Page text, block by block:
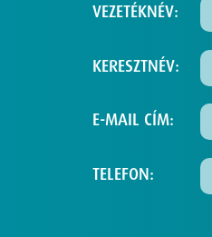
VEZETÉKNÉV:
KERESZTNÉV:
E-MAIL CÍM:
TELEFON: